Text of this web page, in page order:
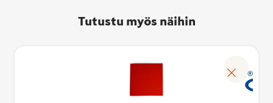
Tutustu myös näihin